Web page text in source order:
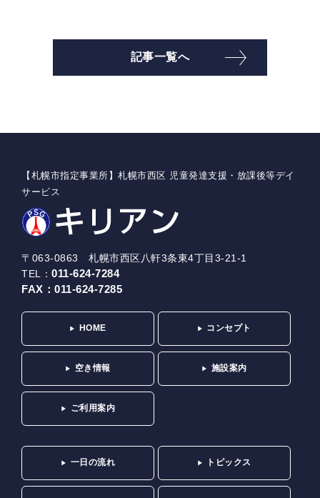
記事一覧へ
【札幌市指定事業所】札幌市西区 児童発達支援・放課後等デイ
サービス
〒063-0863 札幌市西区八軒3条東4丁目3-21-1
TEL：011-624-7284
FAX：011-624-7285
HOME コンセプト
空き情報 施設案内
ご利用案内
一日の流れ トピックス